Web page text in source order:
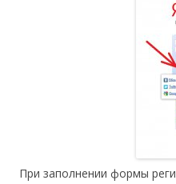
При заполнении формы